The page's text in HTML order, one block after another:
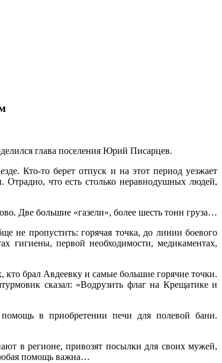
глава поселения Юрий Писарцев.
Кто-то берет отпуск и на этот период уезжает
Отрадно, что есть столько неравнодушных людей,
Две большие «газели», более шесть тонн груза…
не пропустить: горячая точка, до линии боевого
гигиены, первой необходимости, медикаментах,
брал Авдеевку и самые большие горячие точки.
сказал: «Водрузить флаг на Крещатике и
в приобретении печи для полевой бани.
в регионе, привозят посылки для своих мужей,
помощь важна…